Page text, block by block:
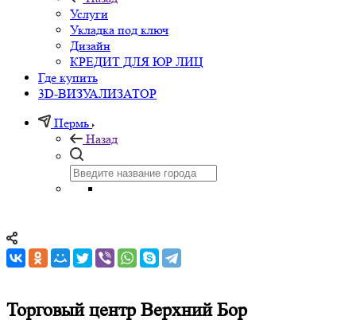
Услуги
Укладка под ключ
Дизайн
КРЕДИТ ДЛЯ ЮР ЛИЦ
Где купить
3D-ВИЗУАЛИЗАТОР
Пермь
Назад
Торговый центр Верхний Бор